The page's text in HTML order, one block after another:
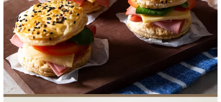
FOOD SERVICE EMPRESA AGENDA DE CURSOS